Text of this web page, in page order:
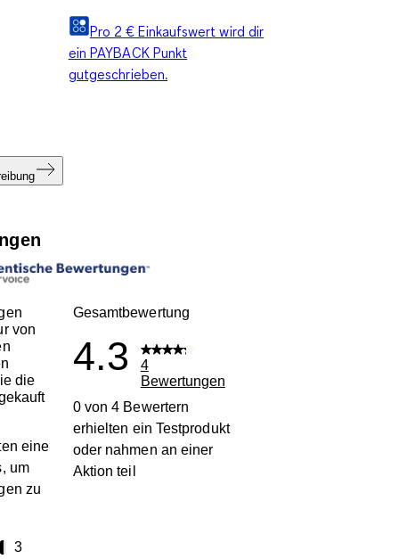
Pro 2 € Einkaufswert wird dir
ein PAYBACK Punkt
gutgeschrieben.
von
die
eine
um
zu
3
Gesamtbewertung
4.3
4
Bewertungen
0 von 4 Bewertern
erhielten ein Testprodukt
oder nahmen an einer
Aktion teil